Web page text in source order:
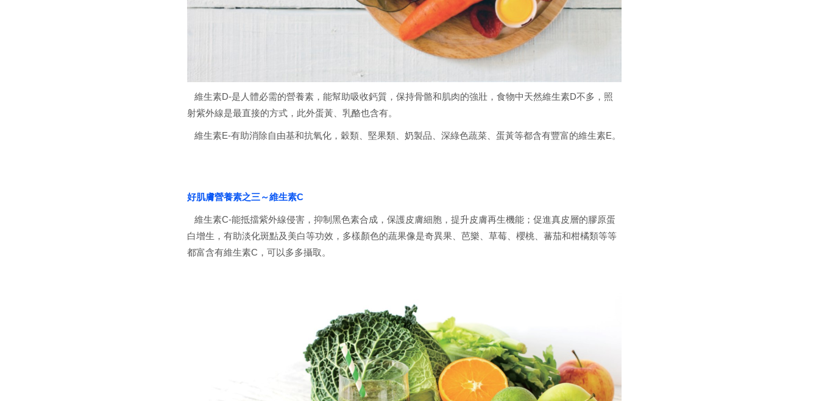
維生素D-是人體必需的營養素，能幫助吸收鈣質，保持骨骼和肌肉的強壯，食物中天然維生素D不多，照
射紫外線是最直接的方式，此外蛋黃、乳酪也含有。
維生素E-有助消除自由基和抗氧化，穀類、堅果類、奶製品、深綠色蔬菜、蛋黃等都含有豐富的維生素E。
好肌膚營養素之三～維生素C
維生素C-能抵擋紫外線侵害，抑制黑色素合成，保護皮膚細胞，提升皮膚再生機能；促進真皮層的膠原蛋
白增生，有助淡化斑點及美白等功效，多樣顏色的蔬果像是奇異果、芭樂、草莓、櫻桃、蕃茄和柑橘類等等
都富含有維生素C，可以多多攝取。